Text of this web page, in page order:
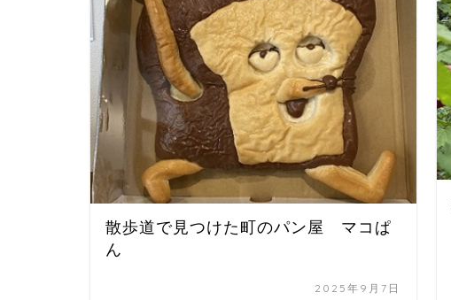
散歩道で見つけた町のパン屋 マコぱ
ん
2025年9月7日